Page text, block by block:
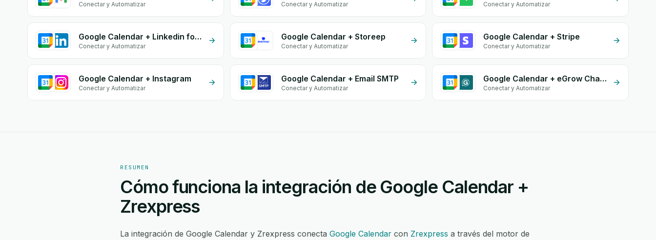
Conectar y Automatizar Conectar y Automatizar Conectar y Automatizar
Google Calendar + Linkedin form
Conectar y Automatizar
Google Calendar + Storeep
Conectar y Automatizar
Google Calendar + Stripe
Conectar y Automatizar
Google Calendar + Instagram
Conectar y Automatizar
Google Calendar + Email SMTP
Conectar y Automatizar
Google Calendar + eGrow Chat Widget
Conectar y Automatizar
RESUMEN
Cómo funciona la integración de Google Calendar +
Zrexpress
La integración de Google Calendar y Zrexpress conecta Google Calendar con Zrexpress a través del motor de